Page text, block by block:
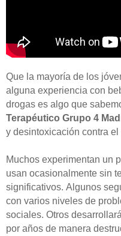
Que la mayoría de los
alguna experiencia con
drogas es algo que
Terapéutico Grupo 4
y desintoxicación contra
Muchos experimentan un
usan ocasionalmente sin
significativos. Algunos
con varios niveles de
sociales. Otros
por años de manera